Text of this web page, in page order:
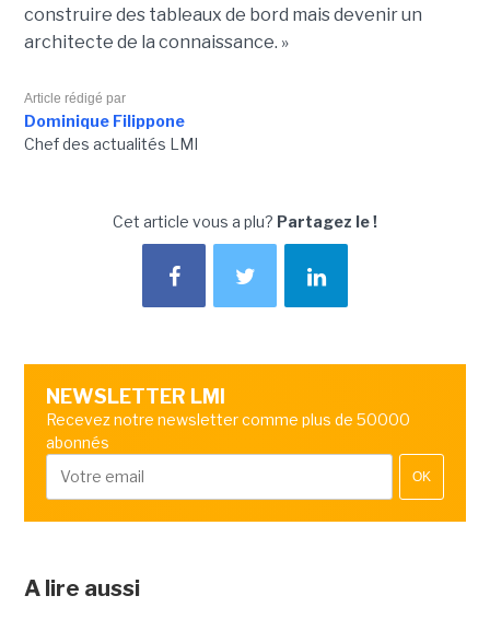
construire des tableaux de bord mais devenir un
architecte de la connaissance. »
Article rédigé par
Dominique Filippone
Chef des actualités LMI
Cet article vous a plu? Partagez le !
NEWSLETTER LMI
Recevez notre newsletter comme plus de 50000
abonnés
OK
A lire aussi